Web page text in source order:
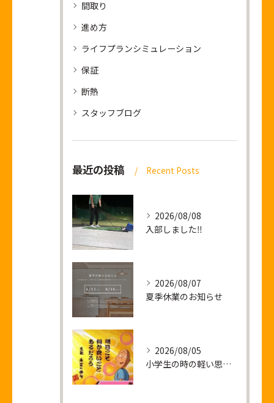
間取り
進め方
ライフプランシミュレーション
保証
断熱
スタッフブログ
最近の投稿 Recent Posts
2026/08/08
入部しました‼
2026/08/07
夏季休業のお知らせ
2026/08/05
小学生の時の軽い思い出話し